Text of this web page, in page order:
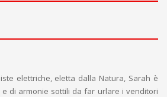
elettriche, eletta dalla Natura, Sarah è
di armonie sottili da far urlare i venditori